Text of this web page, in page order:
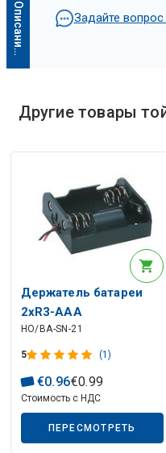
О
п
и
с
а
н
и
е
и
с
к
у
с
с
т
в
е
н
н
о
г
о
и
н
т
е
л
л
е
к
т
а
Описание искусственного интеллекта
Задайте
Другие товары
Держатель батареи
2xR3-AAA
HO/BA-SN-21
5 (1)
€0.96€0.99
Стоимость с НДС
ПЕРЕСМОТРЕТЬ